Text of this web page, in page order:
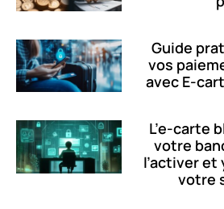
Guide
vos
avec E-
L’e-carte
votre
l’activer et
votre